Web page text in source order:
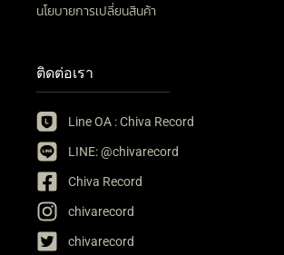
นโยบายการเปลี่ยนสินค้า
ติดต่อเรา
Line OA : Chiva Record
LINE: @chivarecord
Chiva Record
chivarecord
chivarecord